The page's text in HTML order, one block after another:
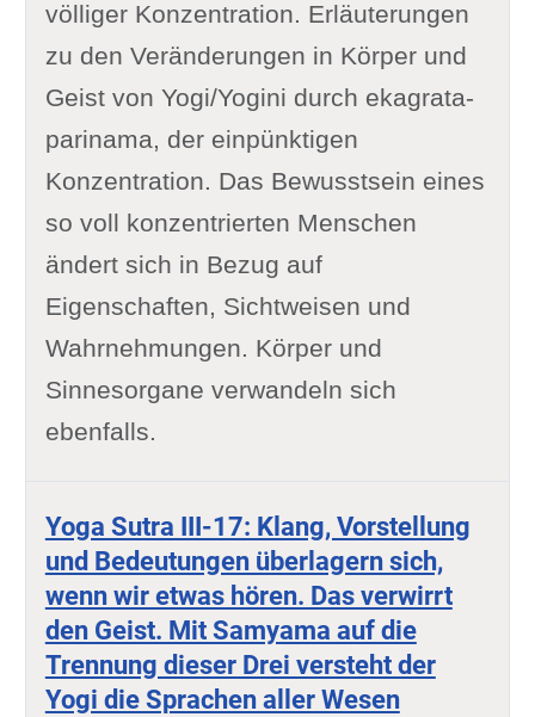
völliger Konzentration. Erläuterungen
zu den Veränderungen in Körper und
Geist von Yogi/Yogini durch ekagrata-
parinama, der einpünktigen
Konzentration. Das Bewusstsein eines
so voll konzentrierten Menschen
ändert sich in Bezug auf
Eigenschaften, Sichtweisen und
Wahrnehmungen. Körper und
Sinnesorgane verwandeln sich
ebenfalls.
Yoga Sutra III-17: Klang, Vorstellung
und Bedeutungen überlagern sich,
wenn wir etwas hören. Das verwirrt
den Geist. Mit Samyama auf die
Trennung dieser Drei versteht der
Yogi die Sprachen aller Wesen